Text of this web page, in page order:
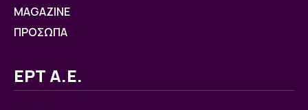
MAGAZINE
ΠΡΟΣΩΠΑ
ΕΡΤ Α.Ε.